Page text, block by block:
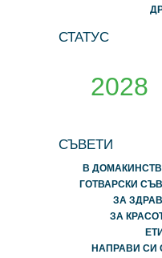
СТАТУС
2028
СЪВЕТИ
В
ГОТВАРСКИ
ЗА
ЗА
НАПРАВИ СИ